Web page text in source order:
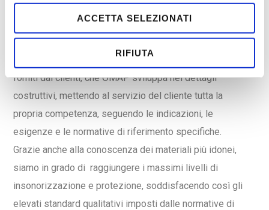
ACCETTA SELEZIONATI
RIFIUTA
difficilmente raggiungibili con il solo supporto delle
tecnologie standard.
La produzione è prevalentemente custom, su layout
forniti dai clienti, che OMAP sviluppa nei dettagli
costruttivi, mettendo al servizio del cliente tutta la
propria competenza, seguendo le indicazioni, le
esigenze e le normative di riferimento specifiche.
Grazie anche alla conoscenza dei materiali più idonei,
siamo in grado di raggiungere i massimi livelli di
insonorizzazione e protezione, soddisfacendo così gli
elevati standard qualitativi imposti dalle normative di